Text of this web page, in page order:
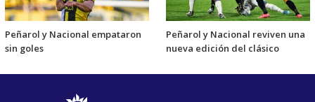
Peñarol y Nacional empataron
sin goles
Peñarol y Nacional reviven una
nueva edición del clásico